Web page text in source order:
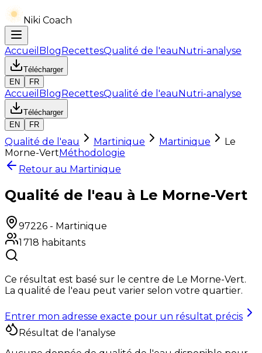
Niki Coach
Accueil BlogRecettesQualité de l'eauNutri-analyse
Télécharger
EN
FR
Accueil BlogRecettesQualité de l'eauNutri-analyse
Télécharger
EN
FR
Qualité de l'eau Martinique Martinique
Le
Morne-VertMéthodologie
Retour au Martinique
Qualité de l'eau à Le Morne-Vert
97226 - Martinique
1 718 habitants
Ce résultat est basé sur le centre de Le Morne-Vert.
La qualité de l'eau peut varier selon votre quartier.
Entrer mon adresse exacte pour un résultat précis
Résultat de l'analyse